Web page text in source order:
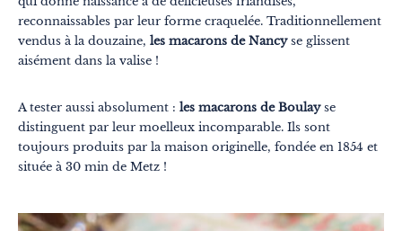
reconnaissables par leur forme craquelée. Traditionnellement
vendus à la douzaine, les macarons de Nancyse glissent
aisément dans la valise !
A tester aussi absolument : les macarons de Boulayse
distinguent par leur moelleux incomparable. Ils sont
toujours produits par la maison originelle, fondée en 1854 et
située à 30 min de Metz !